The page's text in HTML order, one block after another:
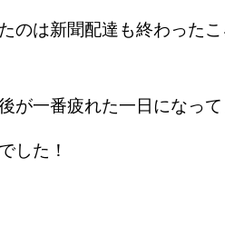
のは新聞配達も終わった
が一番疲れた一日になって
した！